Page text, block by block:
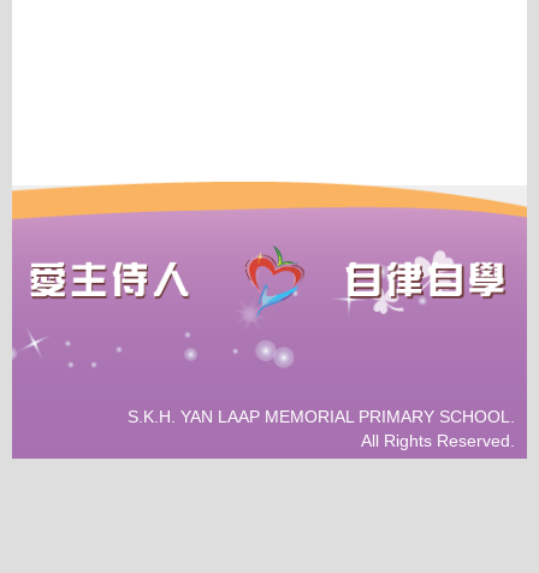
S.K.H. YAN LAAP MEMORIAL PRIMARY SCHOOL.
All Rights Reserved.